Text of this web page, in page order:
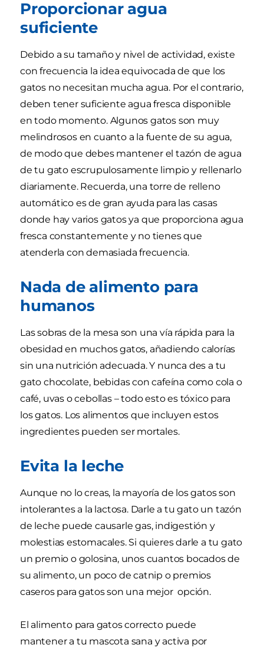
Proporcionar agua
suficiente
Debido a su tamaño y nivel de actividad, existe
con frecuencia la idea equivocada de que los
gatos no necesitan mucha agua. Por el contrario,
deben tener suficiente agua fresca disponible
en todo momento. Algunos gatos son muy
melindrosos en cuanto a la fuente de su agua,
de modo que debes mantener el tazón de agua
de tu gato escrupulosamente limpio y rellenarlo
diariamente. Recuerda, una torre de relleno
automático es de gran ayuda para las casas
donde hay varios gatos ya que proporciona agua
fresca constantemente y no tienes que
atenderla con demasiada frecuencia.
Nada de alimento para
humanos
Las sobras de la mesa son una vía rápida para la
obesidad en muchos gatos, añadiendo calorías
sin una nutrición adecuada. Y nunca des a tu
gato chocolate, bebidas con cafeína como cola o
café, uvas o cebollas – todo esto es tóxico para
los gatos. Los alimentos que incluyen estos
ingredientes pueden ser mortales.
Evita la leche
Aunque no lo creas, la mayoría de los gatos son
intolerantes a la lactosa. Darle a tu gato un tazón
de leche puede causarle gas, indigestión y
molestias estomacales. Si quieres darle a tu gato
un premio o golosina, unos cuantos bocados de
su alimento, un poco de catnip o premios
caseros para gatos son una mejor opción.
El alimento para gatos correcto puede
mantener a tu mascota sana y activa por